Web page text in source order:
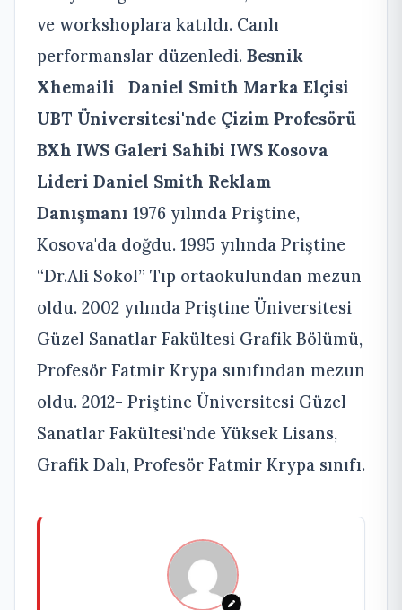
ve workshoplara katıldı. Canlı
performanslar düzenledi. Besnik
Xhemaili
Daniel Smith Marka Elçisi
UBT Üniversitesi'nde Çizim Profesörü
BXh IWS Galeri Sahibi IWS Kosova
Lideri Daniel Smith Reklam
Danışmanı 1976 yılında Priştine,
Kosova'da doğdu. 1995 yılında Priştine
“Dr.Ali Sokol” Tıp ortaokulundan mezun
oldu. 2002 yılında Priştine Üniversitesi
Güzel Sanatlar Fakültesi Grafik Bölümü,
Profesör Fatmir Krypa sınıfından mezun
oldu. 2012- Priştine Üniversitesi Güzel
Sanatlar Fakültesi'nde Yüksek Lisans,
Grafik Dalı, Profesör Fatmir Krypa sınıfı.